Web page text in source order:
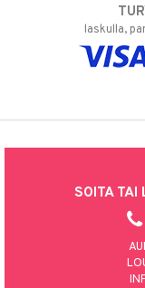
laskulla,
SOITA TAI